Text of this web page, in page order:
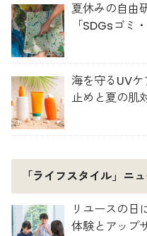
夏休みの自由
「SDGsゴミ
海を守るUV
止めと夏の肌
「ライフスタイル」ニ
リユースの日
体験とアップ